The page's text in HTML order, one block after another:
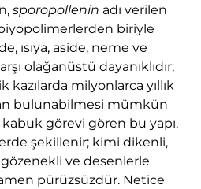
sporopollenin adı verilen
biriyle
ısıya, aside, neme ve
olağanüstü dayanıklıdır;
milyonlarca yıllık
bulunabilmesi mümkün
görevi gören bu yapı,
şekillenir; kimi dikenli,
gözenekli ve desenlerle
pürüzsüzdür. Netice